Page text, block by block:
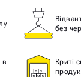
без
в
Криті